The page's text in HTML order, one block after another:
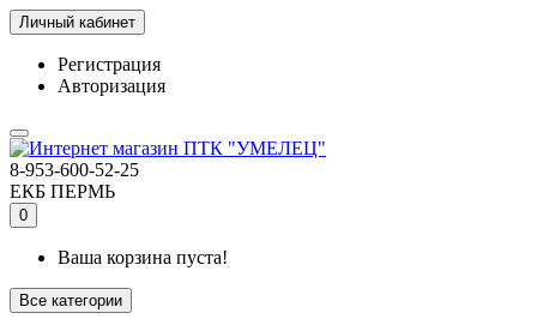
Личный кабинет
Регистрация
Авторизация
8-953-600-52-25
ЕКБ ПЕРМЬ
0
Ваша корзина пуста!
Все категории